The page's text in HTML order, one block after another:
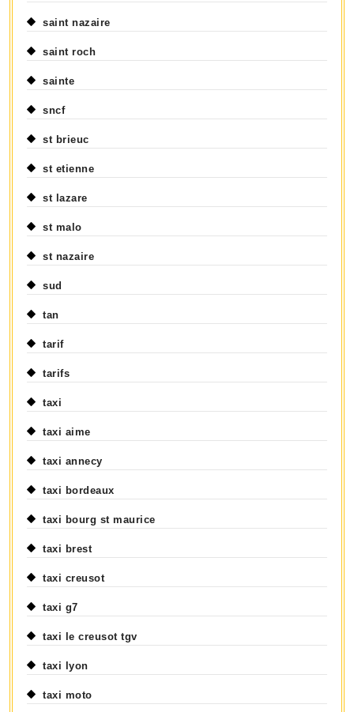
saint nazaire
saint roch
sainte
sncf
st brieuc
st etienne
st lazare
st malo
st nazaire
sud
tan
tarif
tarifs
taxi
taxi aime
taxi annecy
taxi bordeaux
taxi bourg st maurice
taxi brest
taxi creusot
taxi g7
taxi le creusot tgv
taxi lyon
taxi moto